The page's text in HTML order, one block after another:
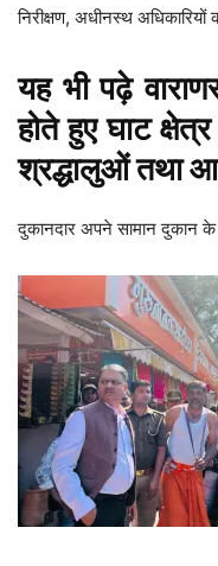
निरीक्षण, अधीनस्थ
यह भी पढ़े
होते हुए घाट
श्रद्धालुओं तथा
दुकानदार अपने सामान दुकान